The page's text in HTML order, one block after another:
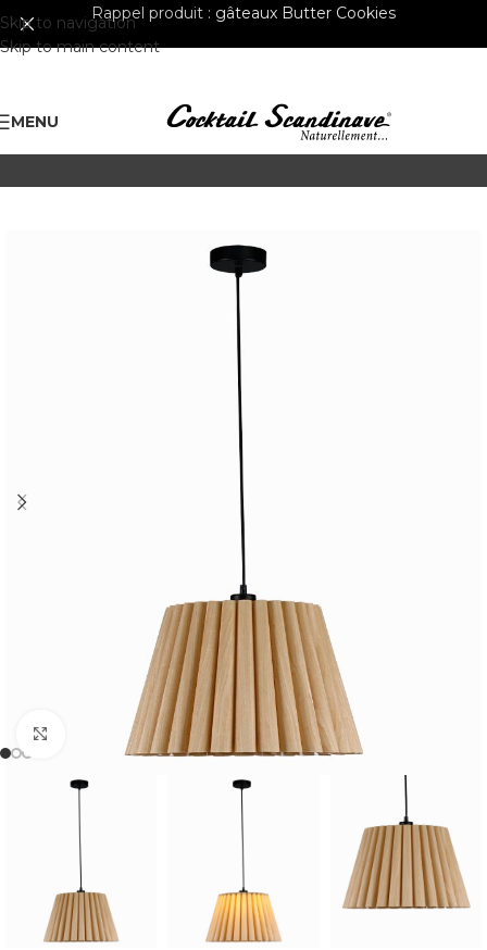
Skip to navigation
Skip to main content
Rappel produit : gâteaux Butter Cookies
MENU
Cliquer pour agrandir